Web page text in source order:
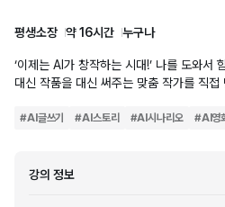
평생소장 약 16시간 누구나
‘이제는 AI가 창작하는 시대!’ 나를 도와서
대신 작품을 대신 써주는 맞춤 작가를 직접
#AI글쓰기 #AI스토리 #AI시나리오 #AI영
강의 정보